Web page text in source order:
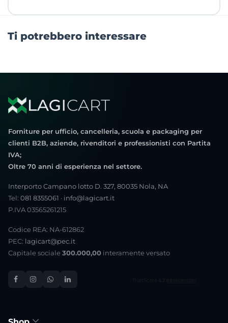
Ti potrebbero interessare
Forniture per ufficio, cancelleria, scuola e packaging per
clienti B2B, aziende, rivenditori e professionisti con Partita
IVA;
Oltre 70 anni di esperienza nel settore.
Interporto Campano lotto D. 327, 80035 Nola, NA
Tel: 081 8355061 · info@lagicart.it
P.IVA 03565261215
Codice REA: NA-612862
PEC: lagicart@pec.it
Capitale sociale 300.000,00 interamente versato